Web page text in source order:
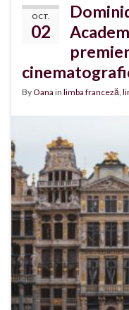
OCT.
02
ByOana in limba franceză